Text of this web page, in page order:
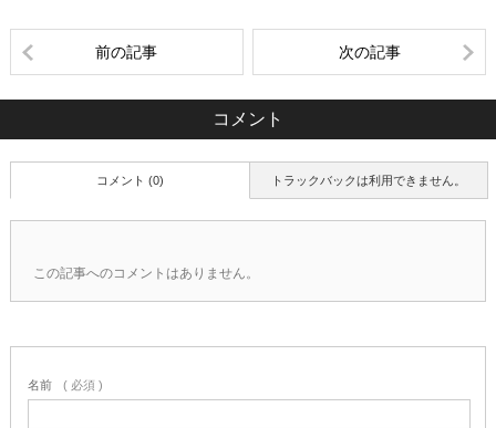
前の記事 次の記事
コメント
トラックバックは利用できません。
コメント (0)
この記事へのコメントはありません。
名前 ( 必須 )